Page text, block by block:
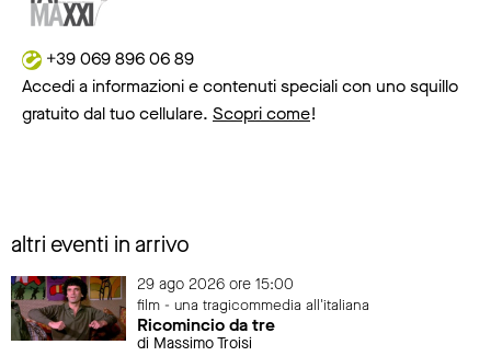
+39 069 896 06 89
Accedi a informazioni e contenuti speciali con uno squillo
gratuito dal tuo cellulare. Scopri come!
altri eventi in arrivo
29 ago 2026 ore 15:00
film - una tragicommedia all'italiana
Ricomincio da tre
di Massimo Troisi